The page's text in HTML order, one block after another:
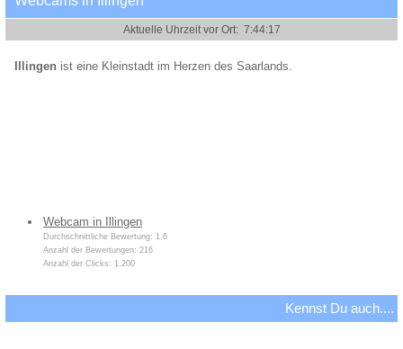
Illingen ist eine Kleinstadt im Herzen des Saarlands.
Webcam in Illingen
Durchschnittliche Bewertung: 1,6
Anzahl der Bewertungen: 216
Anzahl der Clicks: 1.200
Kennst Du auch....